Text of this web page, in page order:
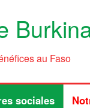
au Faso
sociales